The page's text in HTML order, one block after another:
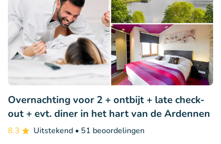
Overnachting voor 2 + ontbijt + late check-
out + evt. diner in het hart van de Ardennen
8.3 Uitstekend • 51 beoordelingen